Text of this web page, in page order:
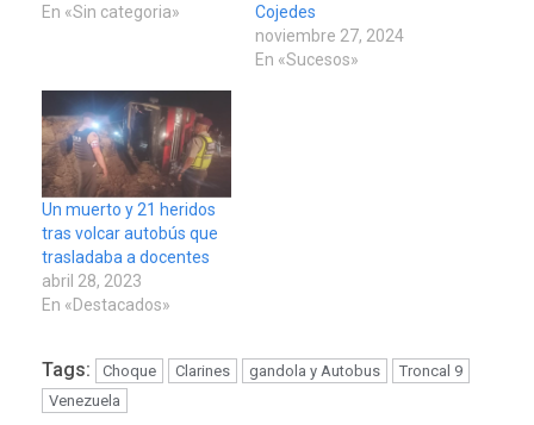
En «Sin categoria»
Cojedes
noviembre 27, 2024
En «Sucesos»
Un muerto y 21 heridos
tras volcar autobús que
trasladaba a docentes
abril 28, 2023
En «Destacados»
Tags: Choque Clarines gandola y Autobus
Troncal 9
Venezuela